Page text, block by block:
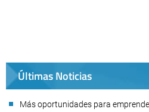
Últimas Noticias
Más oportunidades para